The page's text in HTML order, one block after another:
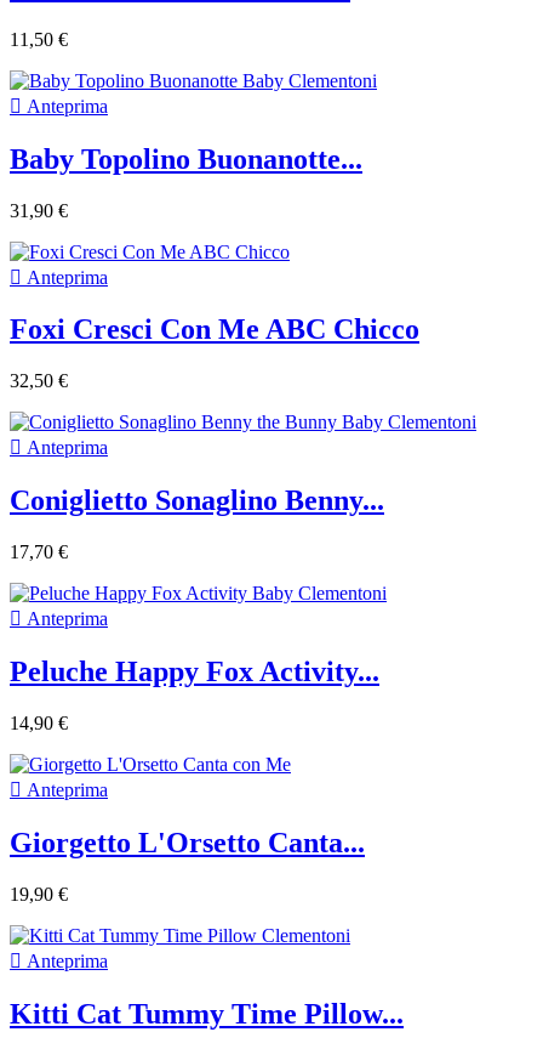
11,50 €
 Anteprima
Baby Topolino Buonanotte...
31,90 €
 Anteprima
Foxi Cresci Con Me ABC Chicco
32,50 €
 Anteprima
Coniglietto Sonaglino Benny...
17,70 €
 Anteprima
Peluche Happy Fox Activity...
14,90 €
 Anteprima
Giorgetto L'Orsetto Canta...
19,90 €
 Anteprima
Kitti Cat Tummy Time Pillow...